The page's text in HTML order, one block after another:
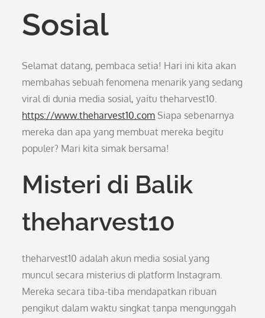
Sosial
Selamat datang, pembaca setia! Hari ini kita akan
membahas sebuah fenomena menarik yang sedang
viral di dunia media sosial, yaitu theharvest10.
https://www.theharvest10.com Siapa sebenarnya
mereka dan apa yang membuat mereka begitu
populer? Mari kita simak bersama!
Misteri di Balik
theharvest10
theharvest10 adalah akun media sosial yang
muncul secara misterius di platform Instagram.
Mereka secara tiba-tiba mendapatkan ribuan
pengikut dalam waktu singkat tanpa mengunggah